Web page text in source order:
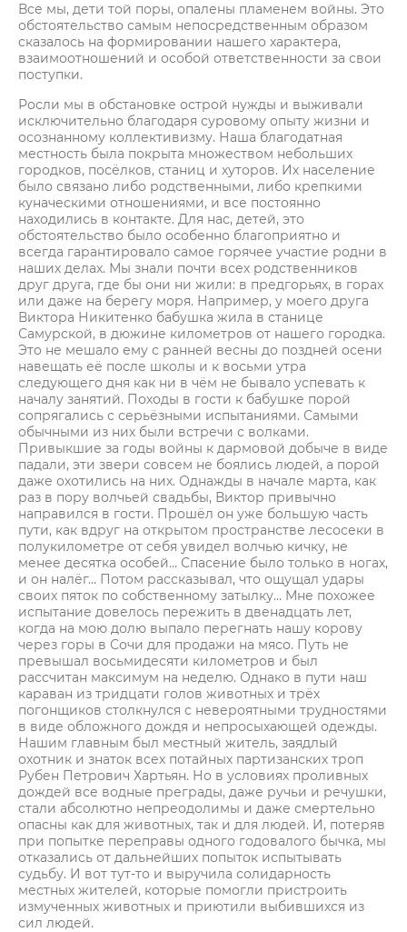
Все мы, дети той поры, опалены пламенем войны. Это
обстоятельство самым непосредственным образом
сказалось на формировании нашего характера,
взаимоотношений и особой ответственности за свои
поступки.
Росли мы в обстановке острой нужды и выживали
исключительно благодаря суровому опыту жизни и
осознанному коллективизму. Наша благодатная
местность была покрыта множеством небольших
городков, посёлков, станиц и хуторов. Их население
было связано либо родственными, либо крепкими
куначескими отношениями, и все постоянно
находились в контакте. Для нас, детей, это
обстоятельство было особенно благоприятно и
всегда гарантировало самое горячее участие родни в
наших делах. Мы знали почти всех родственников
друг друга, где бы они ни жили: в предгорьях, в горах
или даже на берегу моря. Например, у моего друга
Виктора Никитенко бабушка жила в станице
Самурской, в дюжине километров от нашего городка.
Это не мешало ему с ранней весны до поздней осени
навещать её после школы и к восьми утра
следующего дня как ни в чём не бывало успевать к
началу занятий. Походы в гости к бабушке порой
сопрягались с серьёзными испытаниями. Самыми
обычными из них были встречи с волками.
Привыкшие за годы войны к дармовой добыче в виде
падали, эти звери совсем не боялись людей, а порой
даже охотились на них. Однажды в начале марта, как
раз в пору волчьей свадьбы, Виктор привычно
направился в гости. Прошёл он уже большую часть
пути, как вдруг на открытом пространстве лесосеки в
полукилометре от себя увидел волчью кичку, не
менее десятка особей… Спасение было только в ногах,
и он налёг… Потом рассказывал, что ощущал удары
своих пяток по собственному затылку… Мне похожее
испытание довелось пережить в двенадцать лет,
когда на мою долю выпало перегнать нашу корову
через горы в Сочи для продажи на мясо. Путь не
превышал восьмидесяти километров и был
рассчитан максимум на неделю. Однако в пути наш
караван из тридцати голов животных и трёх
погонщиков столкнулся с невероятными трудностями
в виде обложного дождя и непросыхающей одежды.
Нашим главным был местный житель, заядлый
охотник и знаток всех потайных партизанских троп
Рубен Петрович Хартьян. Но в условиях проливных
дождей все водные преграды, даже ручьи и речушки,
стали абсолютно непреодолимы и даже смертельно
опасны как для животных, так и для людей. И, потеряв
при попытке переправы одного годовалого бычка, мы
отказались от дальнейших попыток испытывать
судьбу. И вот тут-то и выручила солидарность
местных жителей, которые помогли пристроить
измученных животных и приютили выбившихся из
сил людей.